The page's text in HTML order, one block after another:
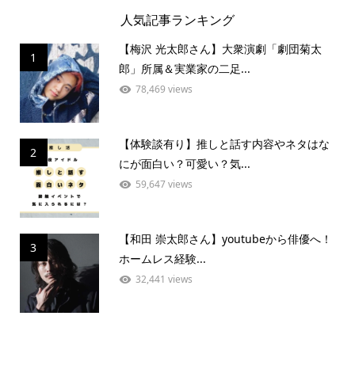
人気記事ランキング
1
【梅沢 光太郎さん】大衆演劇「劇団菊太
郎」所属＆実業家の二足...
78,469 views
2
【体験談有り】推しと話す内容やネタはな
にが面白い？可愛い？気...
59,647 views
3
【和田 崇太郎さん】youtubeから俳優へ！
ホームレス経験...
32,441 views